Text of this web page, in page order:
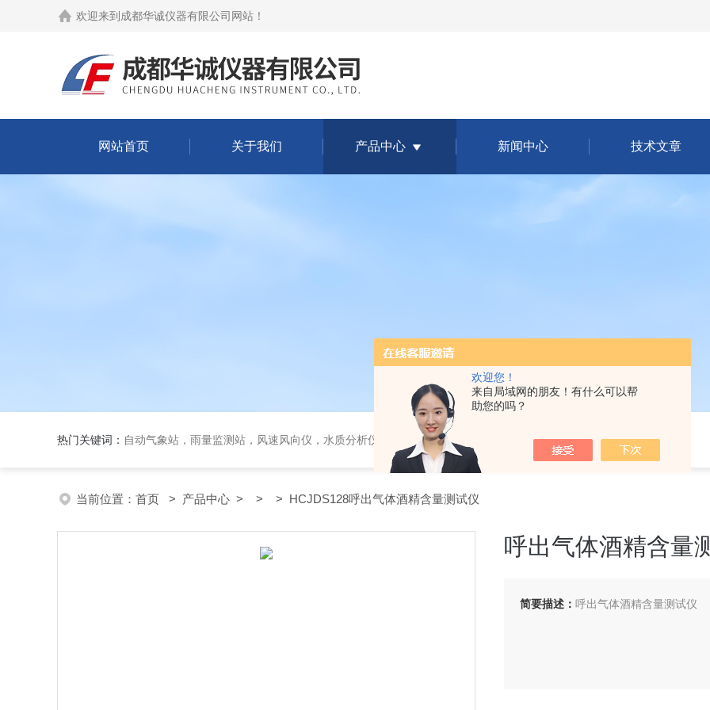
欢迎您！
来自局域网的朋友！有什么可以帮
助您的吗？
欢迎来到 成都华诚仪器有限公司网站 ！
网站首页 关于我们 产品中心 新闻中心 技术文章
热门关键词： 自动气象站，雨量监测站，风速风向仪，水质分析仪，气体分析报警器，
当前位置： 首页 > 产品中心 > > > HCJDS128呼出气体酒精含量测试仪
呼出气体酒精含量
简要描述： 呼出气体酒精含量测试仪